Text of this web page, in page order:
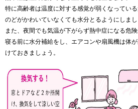
特に高齢者は温度に対する感覚が弱くなっている
のどがかわいていなくても水分とるようにしまし
また、夜間でも気温が下がらず熱中症になる危険
寝る前に水分補給をし、エアコンや扇風機は体
けておきましょう。